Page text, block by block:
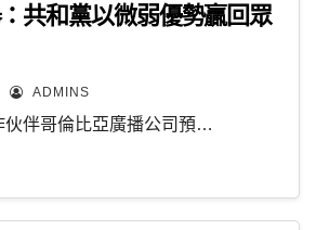
共和黨以微弱優勢贏回眾
ADMINS
伙伴哥倫比亞廣播公司預…